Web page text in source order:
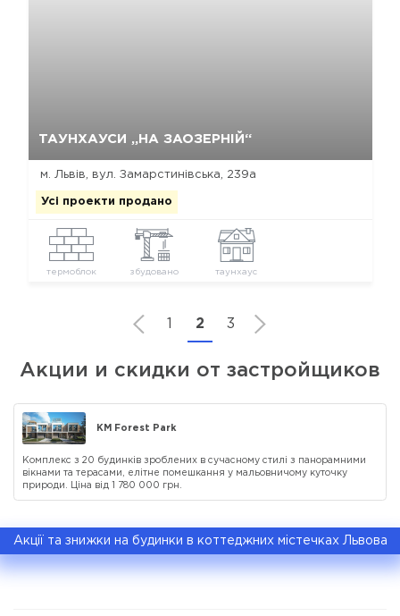
ТАУНХАУСИ „НА ЗАОЗЕРНІЙ“
м. Львів, вул. Замарстинівська, 239а
Усі проекти продано
термоблок збудовано таунхаус
1 2 3
Акции и скидки от застройщиков
КМ Forest Park
Комплекс з 20 будинків зроблених в сучасному стилі з панорамними
вікнами та терасами, елітне помешкання у мальовничому куточку
природи. Ціна від 1 780 000 грн.
Акції та знижки на будинки в коттеджних містечках Львова